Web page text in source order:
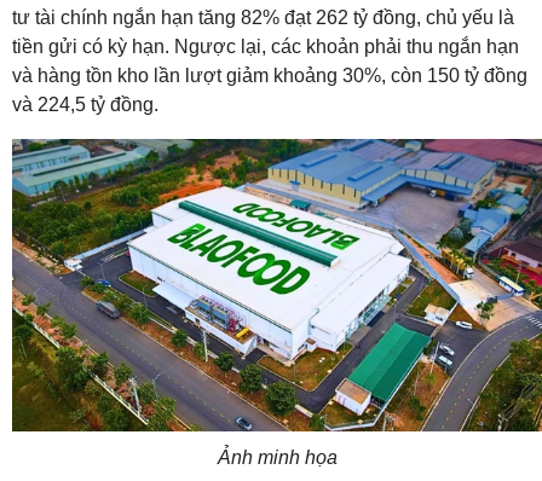
tư tài chính ngắn hạn tăng 82% đạt 262 tỷ đồng, chủ yếu là
tiền gửi có kỳ hạn. Ngược lại, các khoản phải thu ngắn hạn
và hàng tồn kho lần lượt giảm khoảng 30%, còn 150 tỷ đồng
và 224,5 tỷ đồng.
Ảnh minh họa